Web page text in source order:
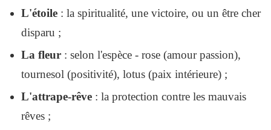
L'étoile: la spiritualité, une victoire, ou un être cher
disparu ;
La fleur: selon l'espèce - rose (amour passion),
tournesol (positivité), lotus (paix intérieure) ;
L'attrape-rêve: la protection contre les mauvais
rêves ;